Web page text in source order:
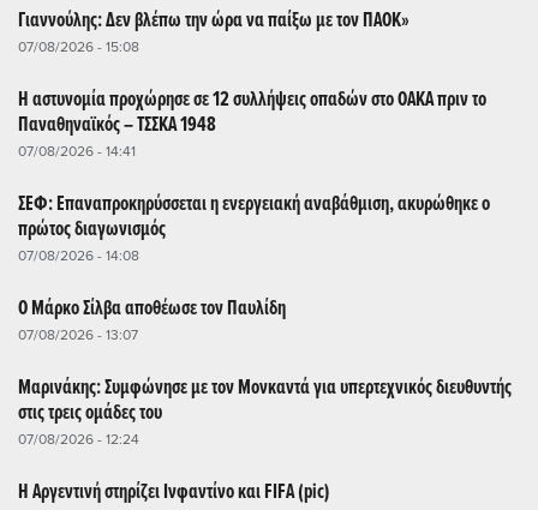
Γιαννούλης: Δεν βλέπω την ώρα να παίξω με τον ΠΑΟΚ»
07/08/2026 - 15:08
Η αστυνομία προχώρησε σε 12 συλλήψεις οπαδών στο ΟΑΚΑ πριν το
Παναθηναϊκός – ΤΣΣΚΑ 1948
07/08/2026 - 14:41
ΣΕΦ: Επαναπροκηρύσσεται η ενεργειακή αναβάθμιση, ακυρώθηκε ο
πρώτος διαγωνισμός
07/08/2026 - 14:08
Ο Μάρκο Σίλβα αποθέωσε τον Παυλίδη
07/08/2026 - 13:07
Μαρινάκης: Συμφώνησε με τον Μονκαντά για υπερτεχνικός διευθυντής
στις τρεις ομάδες του
07/08/2026 - 12:24
Η Αργεντινή στηρίζει Ινφαντίνο και FIFA (pic)